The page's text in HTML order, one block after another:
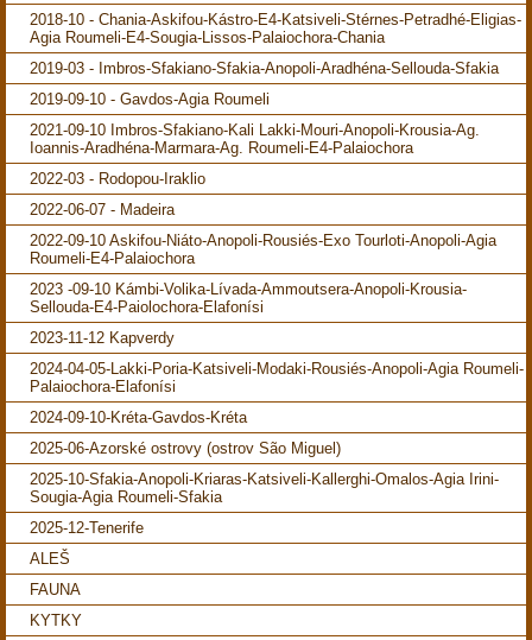
2018-10 - Chania-Askifou-Kástro-E4-Katsiveli-Stérnes-Petradhé-Eligias-
Agia Roumeli-E4-Sougia-Lissos-Palaiochora-Chania
2019-03 - Imbros-Sfakiano-Sfakia-Anopoli-Aradhéna-Sellouda-Sfakia
2019-09-10 - Gavdos-Agia Roumeli
2021-09-10 Imbros-Sfakiano-Kali Lakki-Mouri-Anopoli-Krousia-Ag.
Ioannis-Aradhéna-Marmara-Ag. Roumeli-E4-Palaiochora
2022-03 - Rodopou-Iraklio
2022-06-07 - Madeira
2022-09-10 Askifou-Niáto-Anopoli-Rousiés-Exo Tourloti-Anopoli-Agia
Roumeli-E4-Palaiochora
2023 -09-10 Kámbi-Volika-Lívada-Ammoutsera-Anopoli-Krousia-
Sellouda-E4-Paiolochora-Elafonísi
2023-11-12 Kapverdy
2024-04-05-Lakki-Poria-Katsiveli-Modaki-Rousiés-Anopoli-Agia Roumeli-
Palaiochora-Elafonísi
2024-09-10-Kréta-Gavdos-Kréta
2025-06-Azorské ostrovy (ostrov São Miguel)
2025-10-Sfakia-Anopoli-Kriaras-Katsiveli-Kallerghi-Omalos-Agia Irini-
Sougia-Agia Roumeli-Sfakia
2025-12-Tenerife
ALEŠ
FAUNA
KYTKY